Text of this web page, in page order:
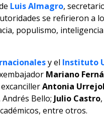
Luis Almagro,
se refirieron a
populismo,
y el Instituto
Mariano
Antonia
Bello; Julio Castro
entre otros.